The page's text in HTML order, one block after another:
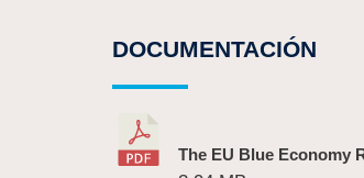
DOCUMENTACIÓN
The EU Blue Economy